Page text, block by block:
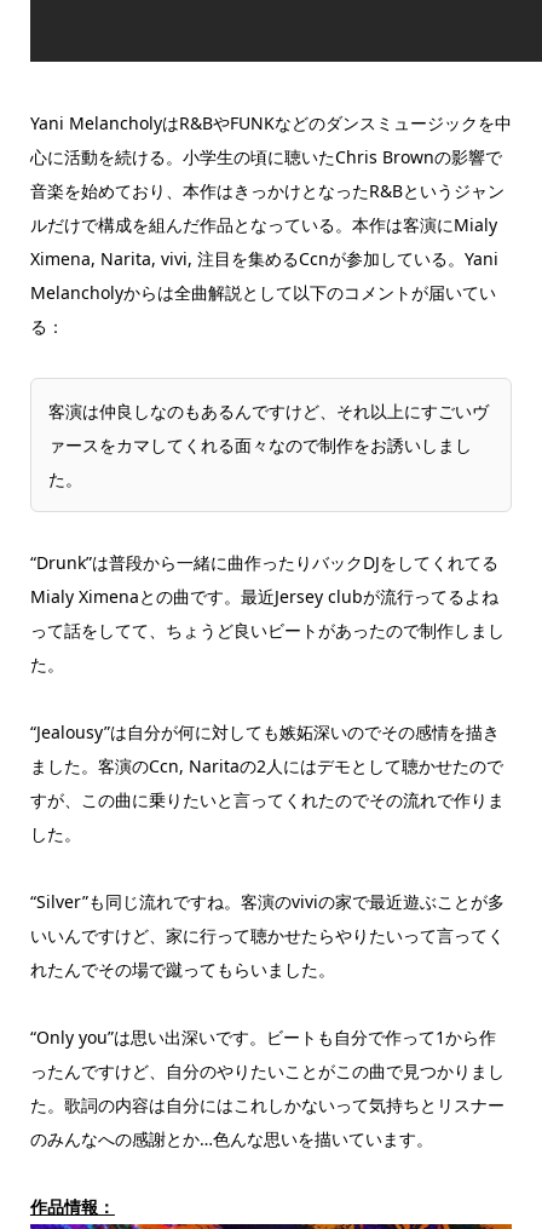
Yani MelancholyはR&BやFUNKなどのダンスミュージックを中
心に活動を続ける。小学生の頃に聴いたChris Brownの影響で
音楽を始めており、本作はきっかけとなったR&Bというジャン
ルだけで構成を組んだ作品となっている。本作は客演にMialy
Ximena, Narita, vivi, 注目を集めるCcnが参加している。Yani
Melancholyからは全曲解説として以下のコメントが届いてい
る：
客演は仲良しなのもあるんですけど、それ以上にすごいヴ
ァースをカマしてくれる面々なので制作をお誘いしまし
た。
“Drunk”は普段から一緒に曲作ったりバックDJをしてくれてる
Mialy Ximenaとの曲です。最近Jersey clubが流行ってるよね
って話をしてて、ちょうど良いビートがあったので制作しまし
た。
“Jealousy”は自分が何に対しても嫉妬深いのでその感情を描き
ました。客演のCcn, Naritaの2人にはデモとして聴かせたので
すが、この曲に乗りたいと言ってくれたのでその流れで作りま
した。
“Silver”も同じ流れですね。客演のviviの家で最近遊ぶことが多
いいんですけど、家に行って聴かせたらやりたいって言ってく
れたんでその場で蹴ってもらいました。
“Only you”は思い出深いです。ビートも自分で作って1から作
ったんですけど、自分のやりたいことがこの曲で見つかりまし
た。歌詞の内容は自分にはこれしかないって気持ちとリスナー
のみんなへの感謝とか…色んな思いを描いています。
作品情報：